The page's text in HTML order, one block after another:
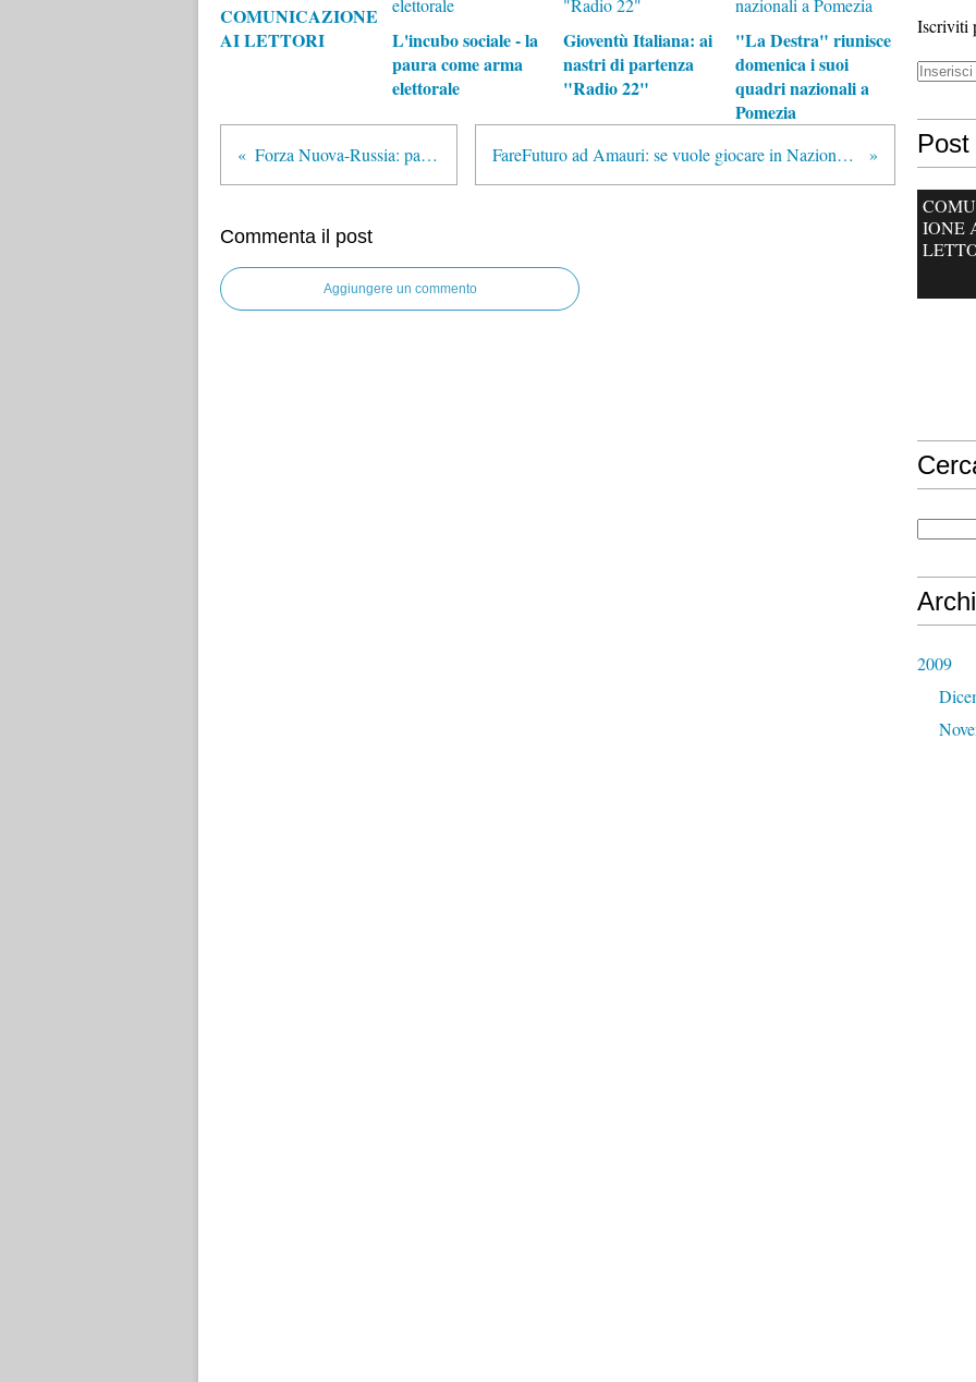
COMUNICAZIONE
AI LETTORI
L'incubo sociale - la
paura come arma
elettorale
Gioventù Italiana: ai
nastri di partenza
"Radio 22"
"La Destra" riunisce
domenica i suoi
quadri nazionali a
Pomezia
Forza Nuova-Russia: patto bilaterale FareFuturo ad Amauri: se vuole giocare in Nazionale si dichiari italiano
Commenta il post
Aggiungere un commento
Iscriviti
IONE
2009